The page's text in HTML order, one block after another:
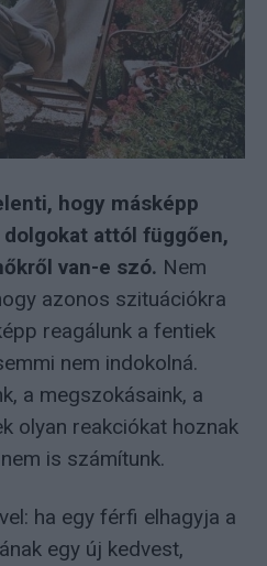
hogy másképp
attól függően,
van-e szó. Nem
azonos szituációkra
reagálunk a fentiek
nem indokolná.
a megszokásaink, a
olyan reakciókat hoznak
is számítunk.
ha egy férfi elhagyja a
egy új kedvest,